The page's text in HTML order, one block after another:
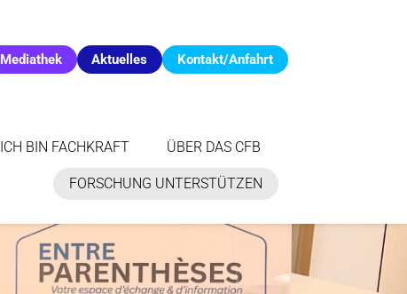
Mediathek Aktuelles Kontakt/Anfahrt
ICH BIN FACHKRAFT ÜBER DAS CFB
FORSCHUNG UNTERSTÜTZEN